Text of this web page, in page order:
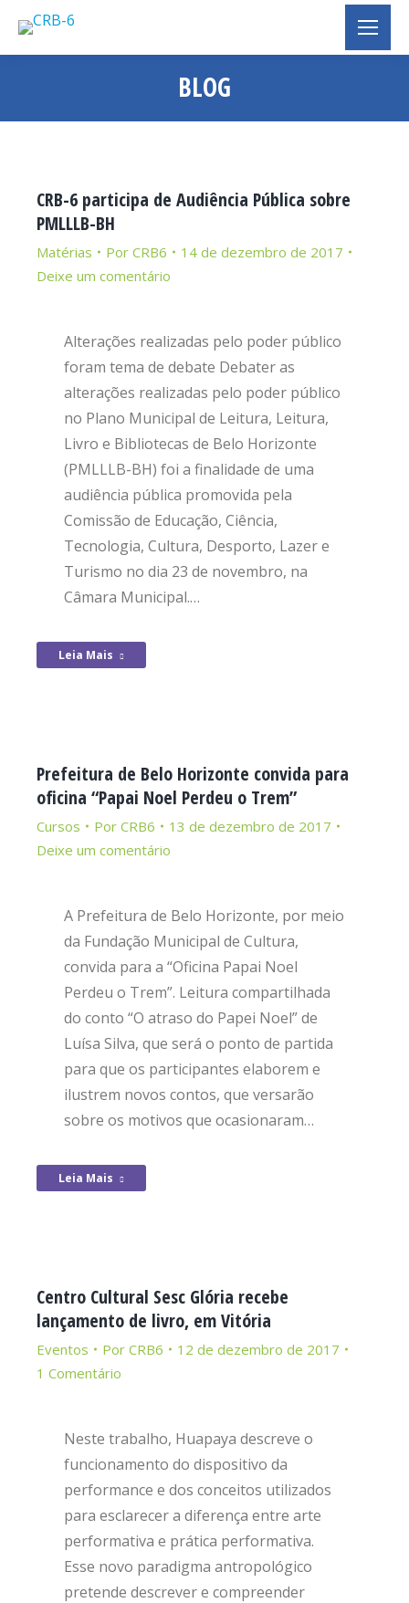
BLOG
Você está aqui:
CRB-6 participa de Audiência Pública sobre
PMLLLB-BH
Matérias Por CRB6
14 de dezembro de 2017
Deixe um comentário
Alterações realizadas pelo poder público
foram tema de debate Debater as
alterações realizadas pelo poder público
no Plano Municipal de Leitura, Leitura,
Livro e Bibliotecas de Belo Horizonte
(PMLLLB-BH) foi a finalidade de uma
audiência pública promovida pela
Comissão de Educação, Ciência,
Tecnologia, Cultura, Desporto, Lazer e
Turismo no dia 23 de novembro, na
Câmara Municipal.…
Leia Mais
Prefeitura de Belo Horizonte convida para
oficina “Papai Noel Perdeu o Trem”
Cursos Por CRB6
13 de dezembro de 2017
Deixe um comentário
A Prefeitura de Belo Horizonte, por meio
da Fundação Municipal de Cultura,
convida para a “Oficina Papai Noel
Perdeu o Trem”. Leitura compartilhada
do conto “O atraso do Papei Noel” de
Luísa Silva, que será o ponto de partida
para que os participantes elaborem e
ilustrem novos contos, que versarão
sobre os motivos que ocasionaram…
Leia Mais
Centro Cultural Sesc Glória recebe
lançamento de livro, em Vitória
Eventos Por CRB6
12 de dezembro de 2017
1 Comentário
Neste trabalho, Huapaya descreve o
funcionamento do dispositivo da
performance e dos conceitos utilizados
para esclarecer a diferença entre arte
performativa e prática performativa.
Esse novo paradigma antropológico
pretende descrever e compreender